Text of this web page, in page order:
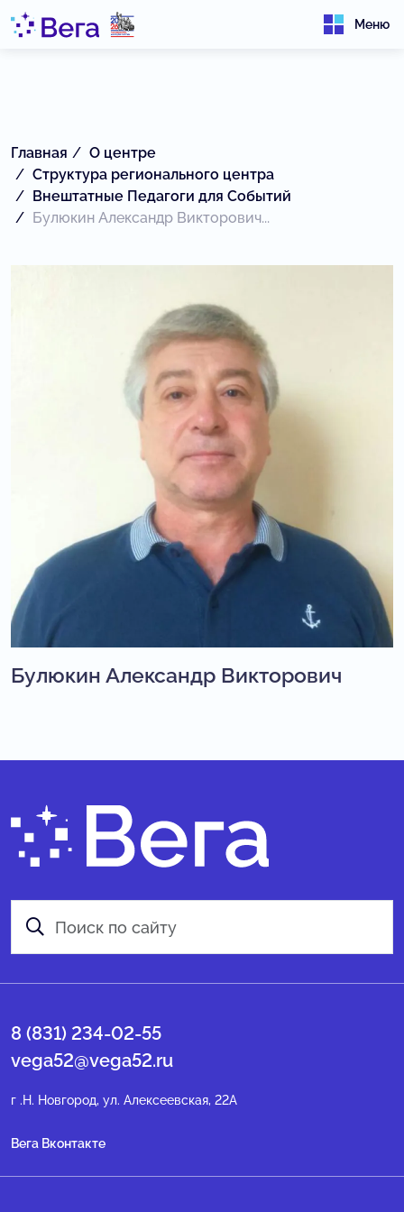
Меню
Главная
О центре
Структура регионального центра
Внештатные Педагоги для Событий
Булюкин Александр Викторович...
Булюкин Александр Викторович
8 (831) 234-02-55
vega52@vega52.ru
г .Н. Новгород, ул. Алексеевская, 22А
Вега Вконтакте